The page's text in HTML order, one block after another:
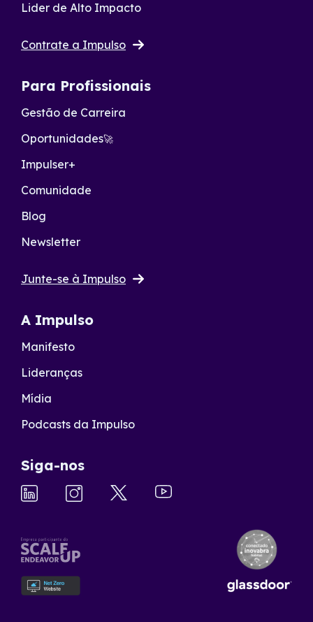
Lider de Alto Impacto
Contrate a Impulso
Para Profissionais
Gestão de Carreira
Oportunidades🚀
Impulser+
Comunidade
Blog
Newsletter
Junte-se à Impulso
A Impulso
Manifesto
Lideranças
Mídia
Podcasts da Impulso
Siga-nos